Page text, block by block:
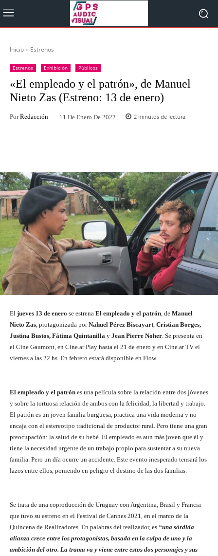
Inicio Estrenos
Estrenos Exhibición Públicos
«El empleado y el patrón», de Manuel
Nieto Zas (Estreno: 13 de enero)
Por Redacción 11 De Enero De 2022 2 minutos de lectura
El jueves 13 de enero se estrena El empleado y el patrón, de Manuel
Nieto Zas, protagonizada porNahuel Pérez Biscayart, Cristian Borges,
Justina Bustos, Fátima Quintanilla y Jean Pierre Noher. Se presenta en
el Cine Gaumont, en Cine.ar Play hasta el 21 de enero y en Cine.ar TV el
viernes a las 22 hs. En febrero estará disponible en Flow.
El empleado y el patrón es una película sobre la relación entre dos jóvenes
y sobre la tortuosa relación de ambos con la felicidad, la libertad y trabajo.
El patrón es un joven familia burguesa, practica una vida moderna y no
encaja con el estereotipo tradicional de productor rural. Pero tiene una gran
preocupación: la salud de su bebé. El empleado es aun más joven que él y
tiene la necesidad urgente de un trabajo propio para sustentar a su nueva
familia. Pero un día ocurre un accidente. Este evento inesperado tensará los
lazos entre ellos, poniendo en peligro el destino de las dos familias.
Se trata de una coproducción de Uruguay con Argentina, Brasil y Francia
que tuvo su estreno en el Festival de Cannes 2021, en el marco de la
Quincena de Realizadores. En palabras del realizador, es “una sórdida
alianza crece entre los protagonistas, basada en la culpa de uno y la
ambición del otro. La trama va y viene entre estos dos personajes y sus